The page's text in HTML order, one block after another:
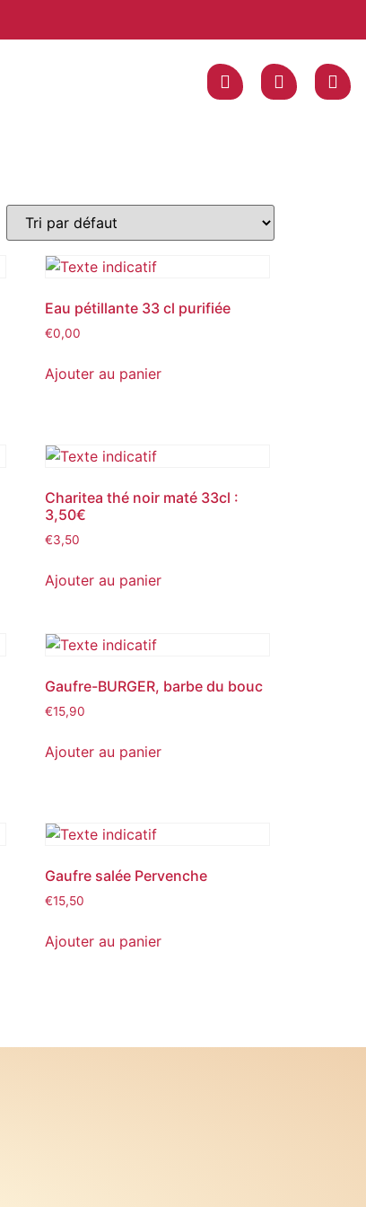
Eau pétillante 33 cl purifiée
€0,00
Ajouter au panier
Charitea thé noir maté 33cl :
3,50€
€3,50
Ajouter au panier
Gaufre-BURGER, barbe du bouc
€15,90
Ajouter au panier
Gaufre salée Pervenche
€15,50
Ajouter au panier